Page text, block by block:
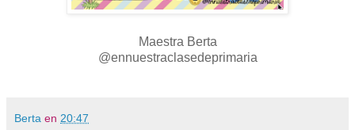
Maestra Berta
@ennuestraclasedeprimaria
Berta en 20:47